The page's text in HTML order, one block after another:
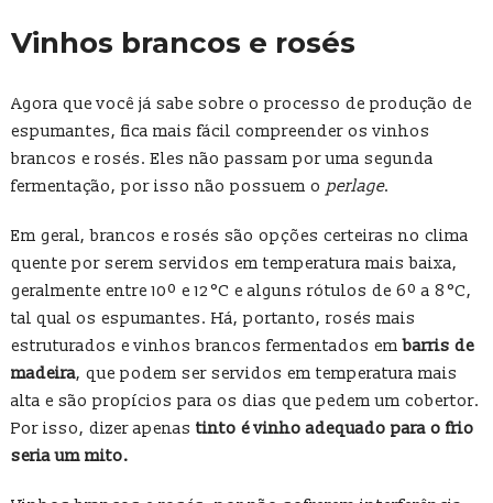
Vinhos brancos e rosés
Agora que você já sabe sobre o processo de produção de
espumantes, fica mais fácil compreender os vinhos
brancos e rosés. Eles não passam por uma segunda
fermentação, por isso não possuem o perlage.
Em geral, brancos e rosés são opções certeiras no clima
quente por serem servidos em temperatura mais baixa,
geralmente entre 10º e 12 °C e alguns rótulos de 6º a 8 °C,
tal qual os espumantes. Há, portanto, rosés mais
estruturados e vinhos brancos fermentados embarris de
madeira, que podem ser servidos em temperatura mais
alta e são propícios para os dias que pedem um cobertor.
Por isso, dizer apenas tinto é vinho adequado para o frio
seria um mito.